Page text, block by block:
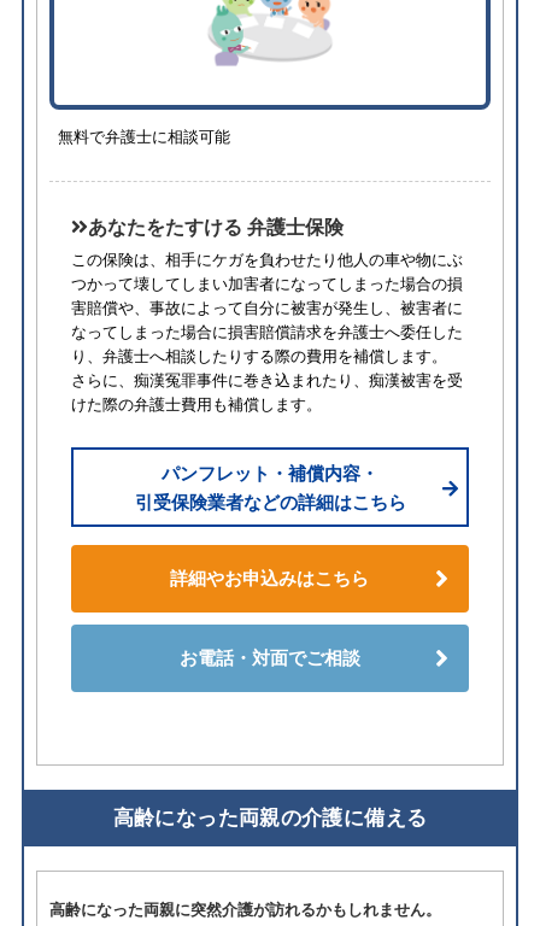
無料で弁護士に相談可能
あなたをたすける 弁護士保険
この保険は、相手にケガを負わせたり他人の車や物にぶ
つかって壊してしまい加害者になってしまった場合の損
害賠償や、事故によって自分に被害が発生し、被害者に
なってしまった場合に損害賠償請求を弁護士へ委任した
り、弁護士へ相談したりする際の費用を補償します。
さらに、痴漢冤罪事件に巻き込まれたり、痴漢被害を受
けた際の弁護士費用も補償します。
パンフレット・補償内容・
引受保険業者などの詳細はこちら
詳細やお申込みはこちら
お電話・対面でご相談
高齢になった両親の介護に備える
高齢になった両親に突然介護が訪れるかもしれません。